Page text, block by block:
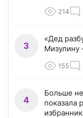
214
3
«Дед
Мизулину
155
4
Больше
показала